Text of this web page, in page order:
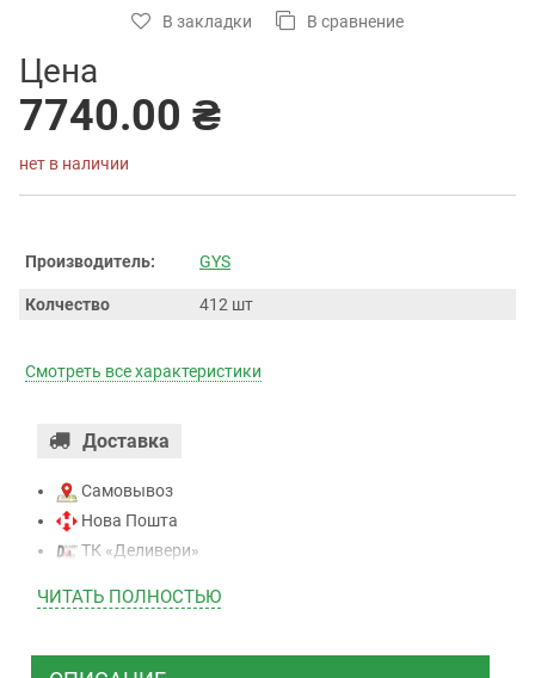
В закладки В сравнение
Цена
7740.00 ₴
нет в наличии
Производитель: GYS
Колчество 412 шт
Смотреть все характеристики
Доставка
Самовывоз
Нова Пошта
ТК «Деливери»
ТК “Justin”
ТК ”УкрПочта”
ЧИТАТЬ ПОЛНОСТЬЮ